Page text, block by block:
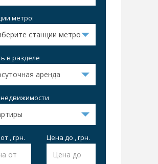
метро:
станции метро
в разделе
, грн. Цена до , грн.